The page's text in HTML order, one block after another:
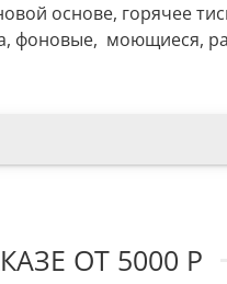
основе, горячее
фоновые, моющиеся,
ОТ 5000 Р